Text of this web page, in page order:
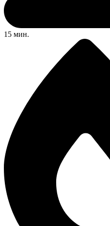
15 мин.